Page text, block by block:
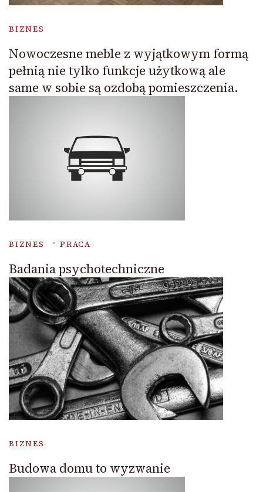
BIZNES
Nowoczesne meble z wyjątkowym formą
pełnią nie tylko funkcje użytkową ale
same w sobie są ozdobą pomieszczenia.
BIZNES PRACA
Badania psychotechniczne
BIZNES
Budowa domu to wyzwanie